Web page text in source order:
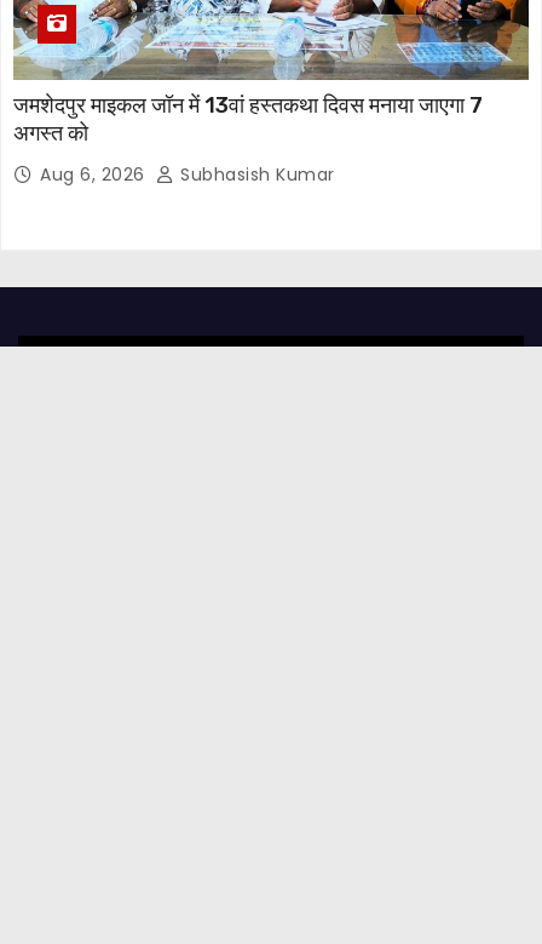
जमशेदपुर माइकल जॉन में 13वां हस्तकथा दिवस मनाया जाएगा 7
अगस्त को
Aug 6, 2026 Subhasish Kumar